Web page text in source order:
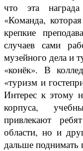
что эта
«Команда,
крепкие
случаев сами
музейного дела и
«конёк». В
«туризм и
Интерес к этому
корпуса,
привлекают
области, но и
дальше поднимать